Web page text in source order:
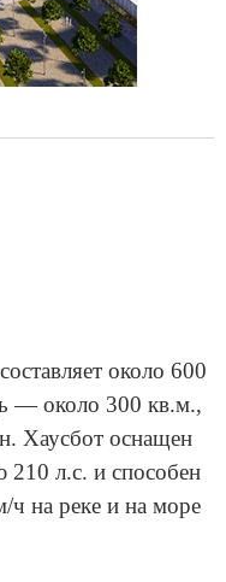
около 600
— около 300 кв.м.,
Хаусбот оснащен
210 л.с. и способен
ч на реке и на море